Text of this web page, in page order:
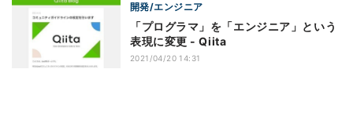
開発/エンジニア
「プログラマ」を「エンジニア」という
表現に変更 - Qiita
2021/04/20 14:31